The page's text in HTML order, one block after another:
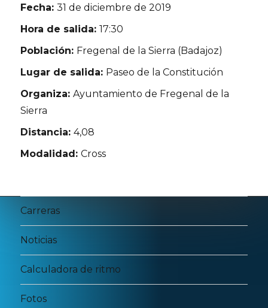
Fecha:31 de diciembre de 2019
Hora de salida:17:30
Población: Fregenal de la Sierra (Badajoz)
Lugar de salida: Paseo de la Constitución
Organiza:Ayuntamiento de Fregenal de la
Sierra
Distancia:4,08
Modalidad:Cross
Carreras
Noticias
Calculadora de ritmo
Fotos